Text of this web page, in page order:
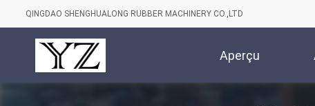
QINGDAO SHENGHUALONG RUBBER MACHINERY CO.,LTD
Aperçu